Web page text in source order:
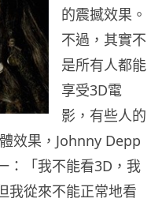
的震撼效果。
不過，其實不
是所有人都能
享受3D電
影，有些人的
效果，Johnny Depp
：「我不能看3D，我
我從來不能正常地看